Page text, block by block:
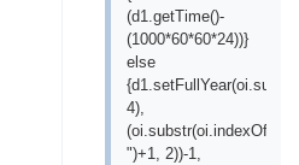
(d1.getTime()-
(1000*60*60*24))}
else
4),
(oi.substr(oi.indexOf("-
")+1, 2))-1,